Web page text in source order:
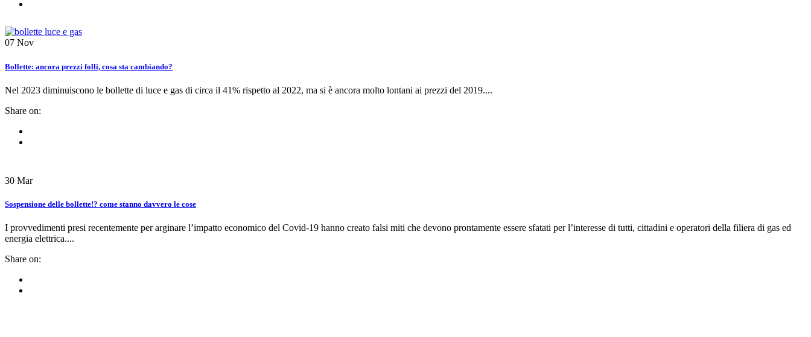
07 Nov
Bollette: ancora prezzi folli, cosa sta cambiando?
Nel 2023 diminuiscono le bollette di luce e gas di circa il 41% rispetto al 2022, ma si è ancora molto lontani ai prezzi del 2019....
Share on:
30 Mar
Sospensione delle bollette!? come stanno davvero le cose
I provvedimenti presi recentemente per arginare l’impatto economico del Covid-19 hanno creato falsi miti che devono prontamente essere sfatati per l’interesse di tutti, cittadini e operatori della filiera di gas ed
energia elettrica....
Share on: